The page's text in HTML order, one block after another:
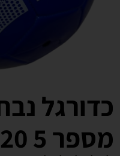
כדורגל
מספר 5 420 ג'